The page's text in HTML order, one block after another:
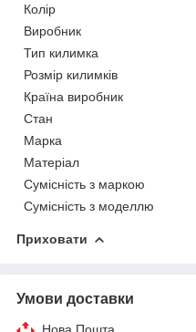
Колір
Виробник
Тип килимка
Розмір килимків
Країна виробник
Стан
Марка
Матеріал
Сумісність з маркою
Сумісність з моделлю
Приховати
Умови доставки